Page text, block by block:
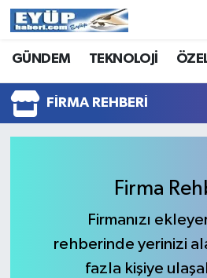
GÜNDEM TEKNOLOJİ
FIRMA REHBERI
Firma
Firmanızı
rehberinde yerinizi
fazla kişiye